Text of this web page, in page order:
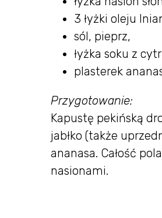
3 łyżki oleju
sól, pieprz,
łyżka soku z
plasterek
Przygotowanie:
Kapustę pekińską
jabłko (także
ananasa. Całość
nasionami.